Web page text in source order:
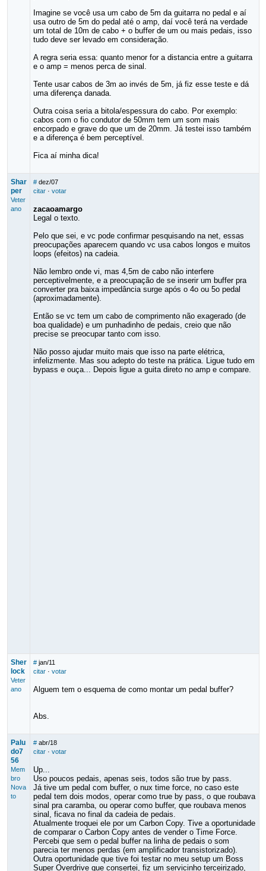
Imagine se você usa um cabo de 5m da guitarra no pedal e aí
usa outro de 5m do pedal até o amp, daí você terá na verdade
um total de 10m de cabo + o buffer de um ou mais pedais, isso
tudo deve ser levado em consideração.
A regra seria essa: quanto menor for a distancia entre a guitarra
e o amp = menos perca de sinal.
Tente usar cabos de 3m ao invés de 5m, já fiz esse teste e dá
uma diferença danada.
Outra coisa seria a bitola/espessura do cabo. Por exemplo:
cabos com o fio condutor de 50mm tem um som mais
encorpado e grave do que um de 20mm. Já testei isso também
e a diferença é bem perceptível.
Fica aí minha dica!
Shar
per
Veter
ano
# dez/07
citar· votar
zacaoamargo
Legal o texto.
Pelo que sei, e vc pode confirmar pesquisando na net, essas
preocupações aparecem quando vc usa cabos longos e muitos
loops (efeitos) na cadeia.
Não lembro onde vi, mas 4,5m de cabo não interfere
perceptivelmente, e a preocupação de se inserir um buffer pra
converter pra baixa impedância surge após o 4o ou 5o pedal
(aproximadamente).
Então se vc tem um cabo de comprimento não exagerado (de
boa qualidade) e um punhadinho de pedais, creio que não
precise se preocupar tanto com isso.
Não posso ajudar muito mais que isso na parte elétrica,
infelizmente. Mas sou adepto do teste na prática. Ligue tudo em
bypass e ouça... Depois ligue a guita direto no amp e compare.
Sher
lock
Veter
ano
# jan/11
citar· votar
Alguem tem o esquema de como montar um pedal buffer?
Abs.
Palu
do7
56
Mem
bro
Nova
to
# abr/18
citar· votar
Up...
Uso poucos pedais, apenas seis, todos são true by pass.
Já tive um pedal com buffer, o nux time force, no caso este
pedal tem dois modos, operar como true by pass, o que roubava
sinal pra caramba, ou operar como buffer, que roubava menos
sinal, ficava no final da cadeia de pedais.
Atualmente troquei ele por um Carbon Copy. Tive a oportunidade
de comparar o Carbon Copy antes de vender o Time Force.
Percebi que sem o pedal buffer na linha de pedais o som
parecia ter menos perdas (em amplificador transistorizado).
Outra oportunidade que tive foi testar no meu setup um Boss
Super Overdrive que consertei, fiz um servicinho terceirizado,